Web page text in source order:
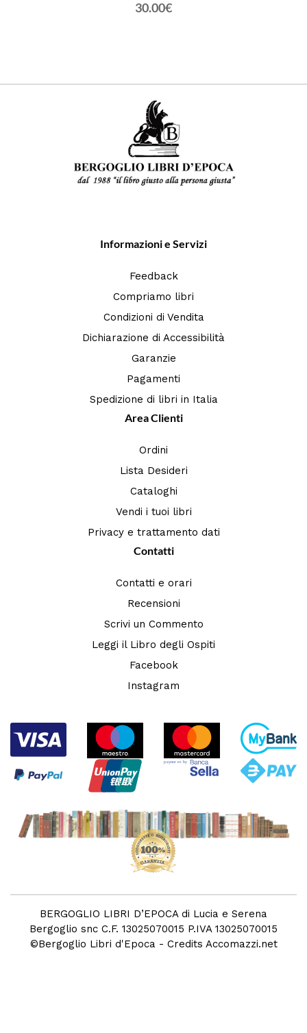
30.00€
Informazioni e Servizi
Feedback
Compriamo libri
Condizioni di Vendita
Dichiarazione di Accessibilità
Garanzie
Pagamenti
Spedizione di libri in Italia
Area Clienti
Ordini
Lista Desideri
Cataloghi
Vendi i tuoi libri
Privacy e trattamento dati
Contatti
Contatti e orari
Recensioni
Scrivi un Commento
Leggi il Libro degli Ospiti
Facebook
Instagram
BERGOGLIO LIBRI D’EPOCA di Lucia e Serena
Bergoglio snc C.F. 13025070015 P.IVA 13025070015
©Bergoglio Libri d'Epoca - Credits Accomazzi.net